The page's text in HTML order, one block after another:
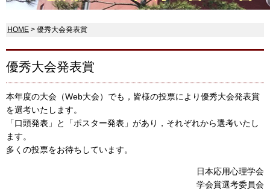
HOME > 優秀大会発表賞
優秀大会発表賞
本年度の大会（Web大会）でも，皆様の投票により優秀大会発表賞
を選考いたします。
「口頭発表」と「ポスター発表」があり，それぞれから選考いたし
ます。
多くの投票をお待ちしています。
日本応用心理学会
学会賞選考委員会